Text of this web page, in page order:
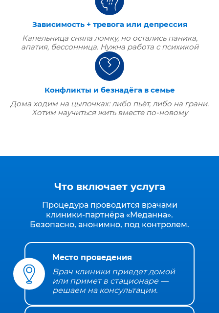
Зависимость + тревога или депрессия
Капельница сняла ломку, но остались паника,
апатия, бессонница. Нужна работа с психикой
Конфликты и безнадёга в семье
Дома ходим на цыпочках: либо пьёт, либо на грани.
Хотим научиться жить вместе по‑новому
Что включает услуга
Процедура проводится врачами
клиники‑партнёра «Меданна».
Безопасно, анонимно, под контролем.
Место проведения
Врач клиники приедет домой
или примет в стационаре —
решаем на консультации.